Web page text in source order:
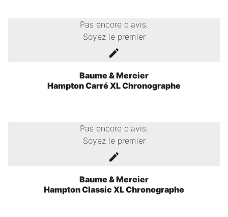
Pas encore d'avis.
Soyez le premier
Baume & Mercier
Hampton Carré XL Chronographe
Pas encore d'avis.
Soyez le premier
Baume & Mercier
Hampton Classic XL Chronographe